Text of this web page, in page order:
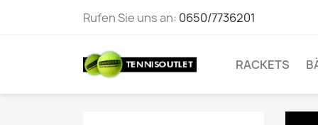
Rufen Sie uns an: 0650/7736201
RACKETS